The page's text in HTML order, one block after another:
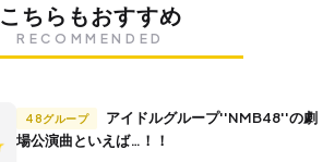
こちらもおすすめ
RECOMMENDED
48グループ
場公演曲といえば…！！